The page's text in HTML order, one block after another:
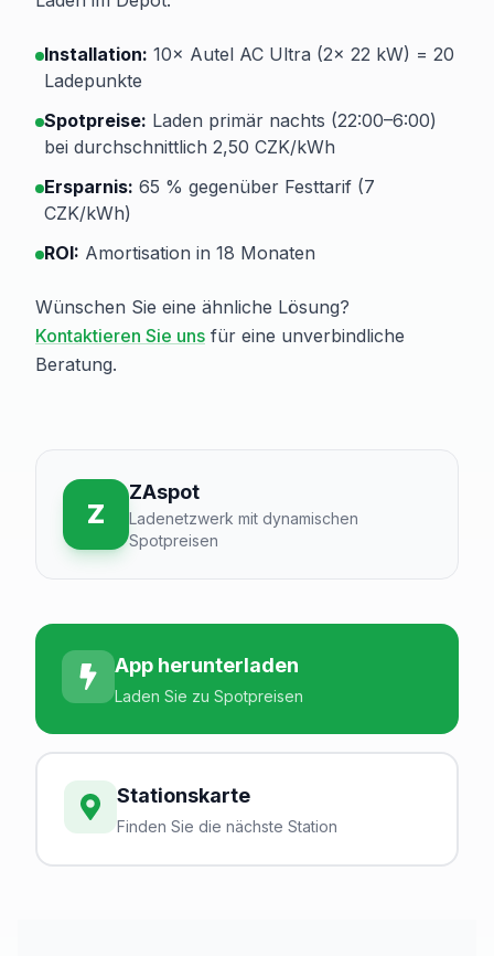
Installation: 10× Autel AC Ultra (2× 22 kW) = 20
Ladepunkte
Spotpreise: Laden primär nachts (22:00–6:00)
bei durchschnittlich 2,50 CZK/kWh
Ersparnis: 65 % gegenüber Festtarif (7
CZK/kWh)
ROI: Amortisation in 18 Monaten
Wünschen Sie eine ähnliche Lösung?
Kontaktieren Sie uns für eine unverbindliche
Beratung.
Z
ZAspot
Ladenetzwerk mit dynamischen
Spotpreisen
App herunterladen
Laden Sie zu Spotpreisen
Stationskarte
Finden Sie die nächste Station